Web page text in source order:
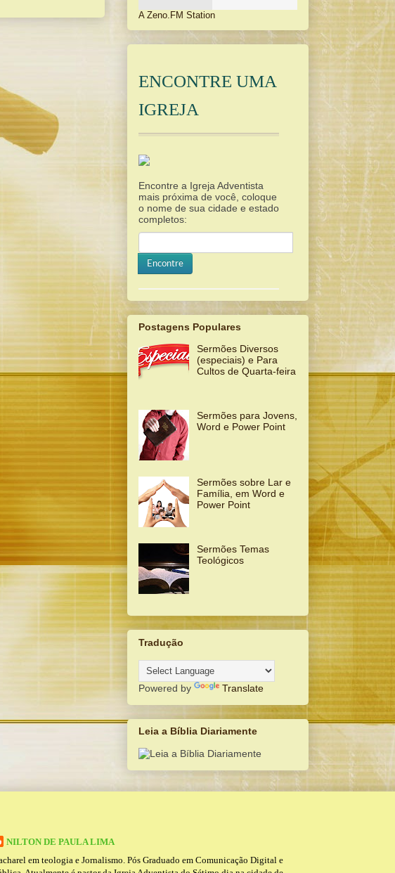
A Zeno.FM Station
ENCONTRE UMA
IGREJA
Encontre a Igreja Adventista
mais próxima de você, coloque
o nome de sua cidade e estado
completos:
Encontre
Postagens Populares
Sermões Diversos
(especiais) e Para
Cultos de Quarta-feira
Sermões para Jovens,
Word e Power Point
Sermões sobre Lar e
Família, em Word e
Power Point
Sermões Temas
Teológicos
Tradução
Powered by Translate
Leia a Bíblia Diariamente
NILTON DE PAULA LIMA
em teologia e Jornalismo. Pós Graduado em Comunicação Digital e